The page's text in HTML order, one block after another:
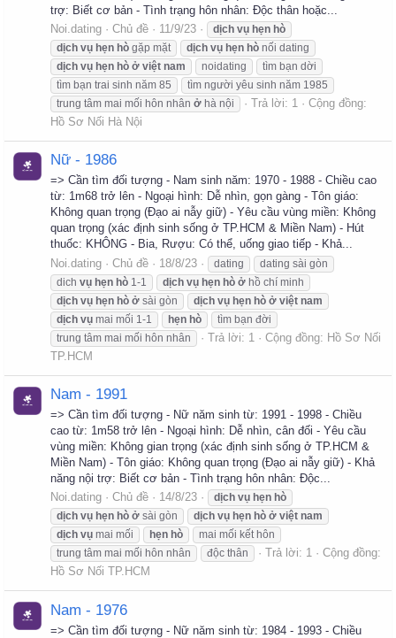
trợ: Biết cơ bản - Tình trạng hôn nhân: Độc thân hoặc...
Noi.dating
Chủ đề 11/9/23 dịch vụ hẹn hò
dịch vụ hẹn hò gặp mặt dịch vụ hẹn hò nối dating
dịch vụ hẹn hò ở việt nam noidating
tìm bạn dời
tìm bạn trai sinh năm 85
tìm người yêu sinh năm 1985
trung tâm mai mối hôn nhân ở hà nội Trả lời: 1
Cộng đồng:
Hồ Sơ Nối Hà Nội
Nữ - 1986
=> Cần tìm đối tượng - Nam sinh năm: 1970 - 1988 - Chiều cao
từ: 1m68 trở lên - Ngoại hình: Dễ nhìn, gọn gàng - Tôn giáo:
Không quan trọng (Đạo ai nẫy giữ) - Yêu cầu vùng miền: Không
quan trọng (xác định sinh sống ở TP.HCM & Miền Nam) - Hút
thuốc: KHÔNG - Bia, Rượu: Có thể, uống giao tiếp - Khả...
Noi.dating
Chủ đề 18/8/23 dating
dating sài gòn
dich vụ hẹn hò 1-1 dịch vụ hẹn hò ở hồ chí minh
dịch vụ hẹn hò ở sài gòn dịch vụ hẹn hò ở việt nam
dịch vụ mai mối 1-1 hẹn hò
tìm bạn đời
trung tâm mai mối hôn nhân
Trả lời: 1 Cộng đồng: Hồ Sơ Nối
TP.HCM
Nam - 1991
=> Cần tìm đối tượng - Nữ năm sinh từ: 1991 - 1998 - Chiều
cao từ: 1m58 trở lên - Ngoại hình: Dễ nhìn, cân đối - Yêu cầu
vùng miền: Không gian trọng (xác định sinh sống ở TP.HCM &
Miền Nam) - Tôn giáo: Không quan trọng (Đạo ai nẫy giữ) - Khả
năng nội trợ: Biết cơ bản - Tình trạng hôn nhân: Độc...
Noi.dating
Chủ đề 14/8/23 dịch vụ hẹn hò
dịch vụ hẹn hò ở sài gòn dịch vụ hẹn hò ở việt nam
dịch vụ mai mối hẹn hò
mai mối kết hôn
trung tâm mai mối hôn nhân
độc thân Trả lời: 1
Cộng đồng:
Hồ Sơ Nối TP.HCM
Nam - 1976
=> Cần tìm đối tượng - Nữ năm sinh từ: 1984 - 1993 - Chiều